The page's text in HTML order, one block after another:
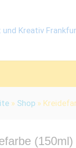
» Shop »